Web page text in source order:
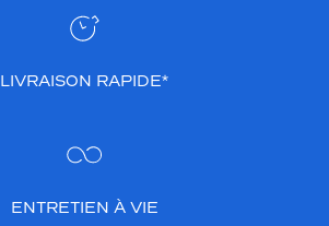
LIVRAISON RAPIDE*
ENTRETIEN À VIE